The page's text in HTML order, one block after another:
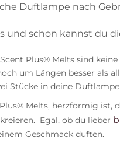
Duftlampe nach
und schon kannst du
Plus® Melts sind
um Längen besser als
Stücke in deine
Melts, herzförmig ist,
Egal, ob du lieber
Geschmack duften.